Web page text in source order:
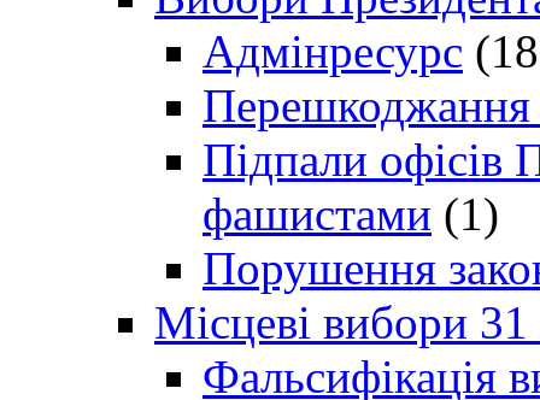
Адмінресурс
Перешкоджання
Підпали офісів
фашистами (1)
Порушення
Місцеві вибори
Фальсифікація